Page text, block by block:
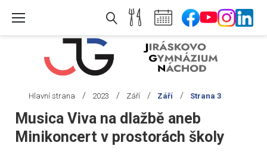
Hlavní strana / 2023 / Září / Září / Strana 3
Měsíc:
Září
2023
Musica Viva na dlažbě aneb
Minikoncert v prostorách školy